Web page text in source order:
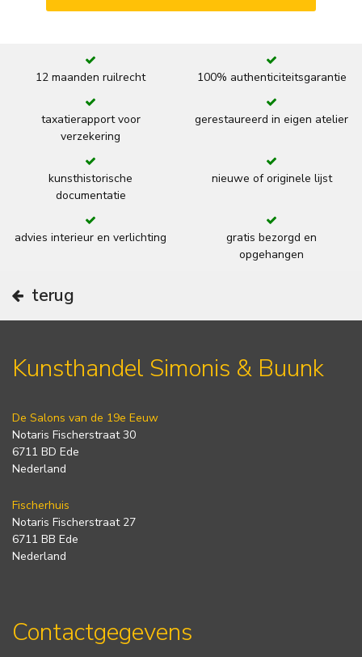
12 maanden ruilrecht 100% authenticiteitsgarantie
taxatierapport voor
verzekering
gerestaureerd in eigen atelier
kunsthistorische
documentatie
nieuwe of originele lijst
advies interieur en verlichting
gratis bezorgd en
opgehangen
terug
Kunsthandel Simonis & Buunk
De Salons van de 19e Eeuw
Notaris Fischerstraat 30
6711 BD Ede
Nederland
Fischerhuis
Notaris Fischerstraat 27
6711 BB Ede
Nederland
Contactgegevens